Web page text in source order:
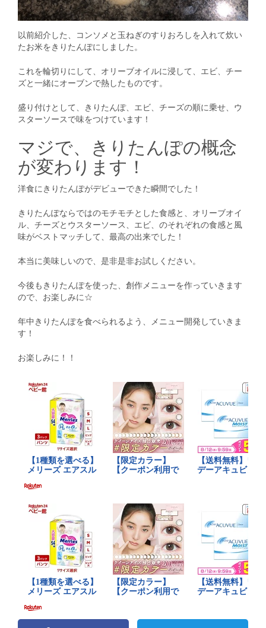
以前紹介した、コンソメと玉ねぎのすりおろしを入れて炊い
たお米をきりたんぽにしました。
これを輪切りにして、オリーブオイルに浸して、エビ、チー
ズと一緒にオーブンで熱したものです。
盛り付けとして、きりたんぽ、エビ、チーズの順に乗せ、ウ
スターソースで味をつけています！
マジで、きりたんぽの概念
が変わります！
洋食にきりたんぽがデビューできた瞬間でした！
きりたんぽならではのモチモチとした食感と、オリーブオイ
ル、チーズとウスターソース、エビ、のそれぞれの食感と風
味がベストマッチして、最高の出来でした！
本当に美味しいので、是非是非お試しください。
今後もきりたんぽを使った、創作メニューを作っていきます
ので、お楽しみに☆
年中きりたんぽを食べられるよう、メニュー開発していきま
す！
お楽しみに！！